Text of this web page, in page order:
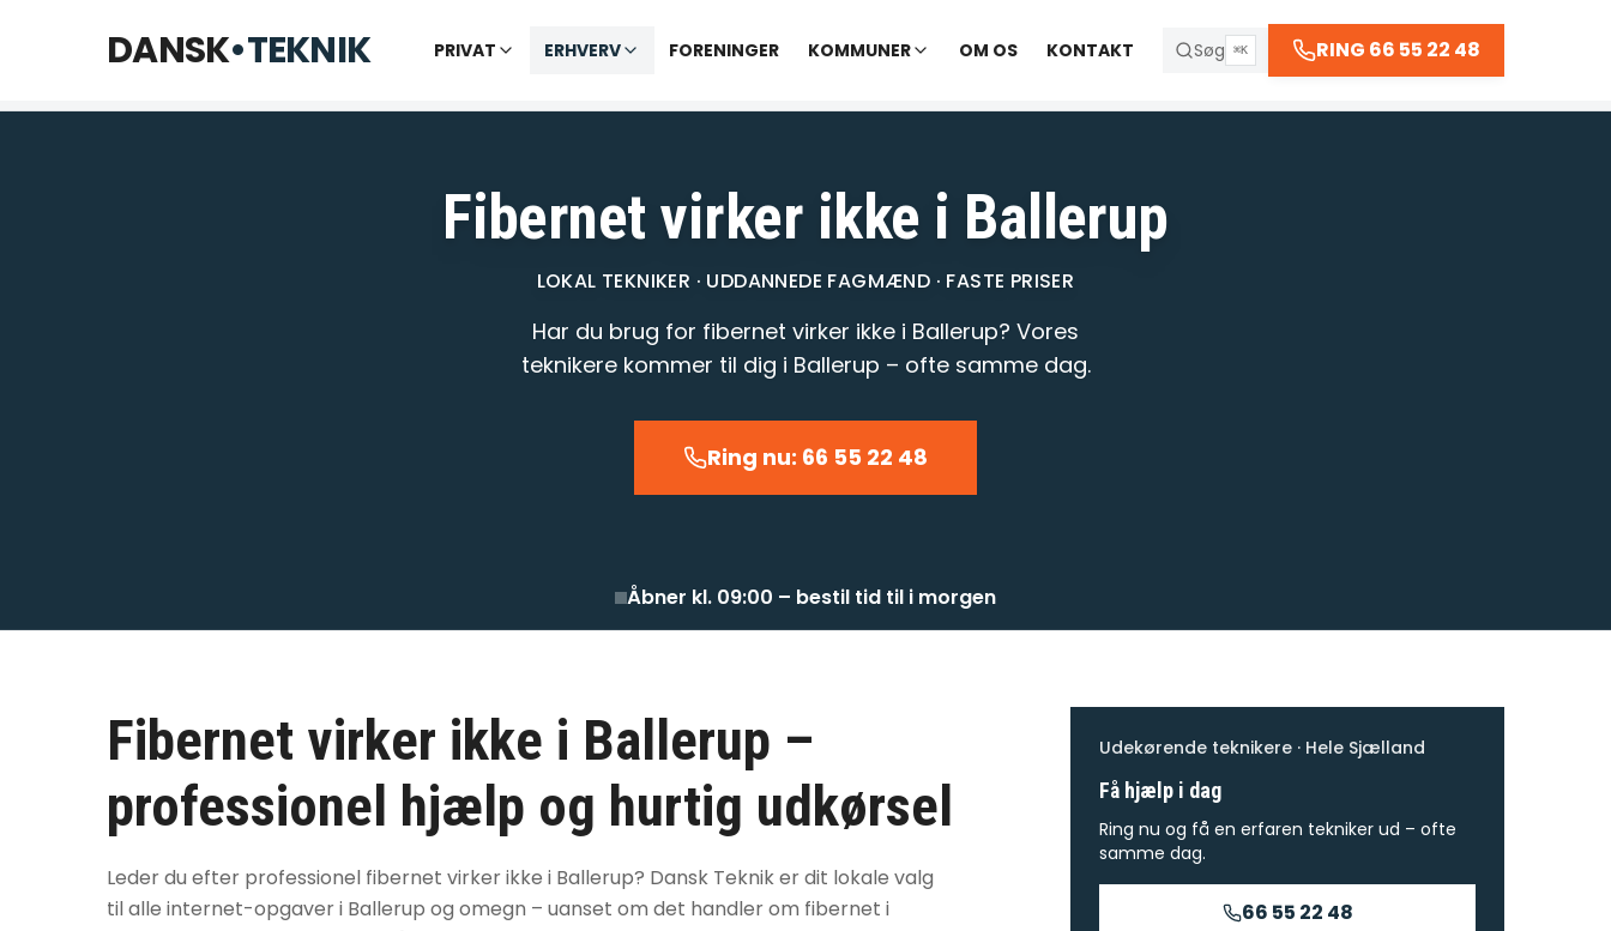
DANSK•TEKNIK PRIVAT ERHVERV FORENINGER KOMMUNER OM OS KONTAKT Søg ⌘K RING 66 55 22 48
Åbner kl. 09:00 66 55 22 48
Fibernet virker ikke i Ballerup
LOKAL TEKNIKER · UDDANNEDE FAGMÆND · FASTE PRISER
Har du brug for fibernet virker ikke i Ballerup? Vores
teknikere kommer til dig i Ballerup – ofte samme dag.
Ring nu: 66 55 22 48
Åbner kl. 09:00 – bestil tid til i morgen
Fibernet virker ikke i Ballerup –
professionel hjælp og hurtig udkørsel
Leder du efter professionel fibernet virker ikke i Ballerup? Dansk Teknik er dit lokale valg
til alle internet-opgaver i Ballerup og omegn – uanset om det handler om fibernet i
Udekørende teknikere · Hele Sjælland
Få hjælp i dag
Ring nu og få en erfaren tekniker ud – ofte
samme dag.
66 55 22 48